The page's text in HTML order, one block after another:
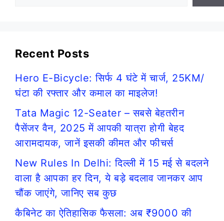
Recent Posts
Hero E-Bicycle: सिर्फ 4 घंटे में चार्ज, 25KM/
घंटा की रफ्तार और कमाल का माइलेज!
Tata Magic 12-Seater – सबसे बेहतरीन
पैसेंजर वैन, 2025 में आपकी यात्रा होगी बेहद
आरामदायक, जानें इसकी कीमत और फीचर्स
New Rules In Delhi: दिल्ली में 15 मई से बदलने
वाला है आपका हर दिन, ये बड़े बदलाव जानकर आप
चौंक जाएंगे, जानिए सब कुछ
कैबिनेट का ऐतिहासिक फैसला: अब ₹9000 की